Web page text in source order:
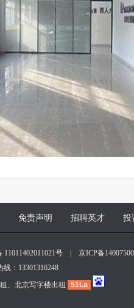
免责声明 招聘英才 投
11011402011021号
京ICP备
：13301316248
、北京写字楼出租
51La